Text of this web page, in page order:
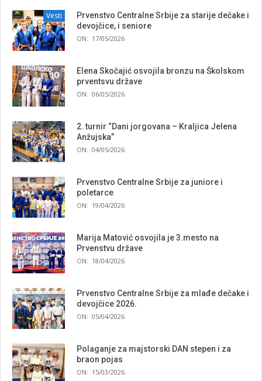
Vesti
Prvenstvo Centralne Srbije za starije dečake i
devojčice, i seniore
ON: 17/05/2026
Elena Skočajić osvojila bronzu na Školskom
prventsvu države
ON: 06/05/2026
2. turnir “Dani jorgovana – Kraljica Jelena
Anžujska”
ON: 04/05/2026
Prvenstvo Centralne Srbije za juniore i
poletarce
ON: 19/04/2026
Marija Matović osvojila je 3.mesto na
Prvenstvu države
ON: 18/04/2026
Prvenstvo Centralne Srbije za mlađe dečake i
devojčice 2026.
ON: 05/04/2026
Polaganje za majstorski DAN stepen i za
braon pojas
ON: 15/03/2026